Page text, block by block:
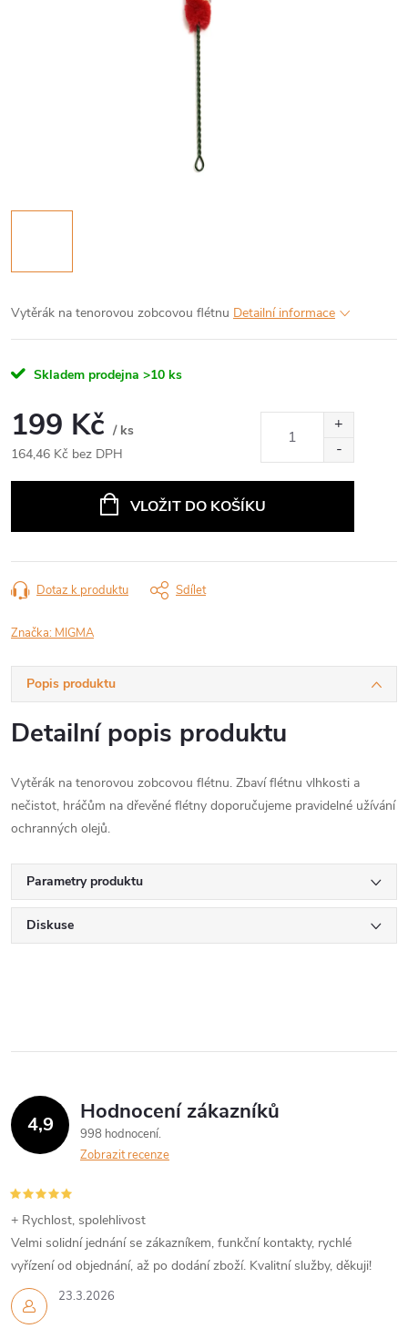
Vytěrák na tenorovou zobcovou flétnu Detailní informace
Skladem prodejna >10 ks
199 Kč / ks
164,46 Kč bez DPH
VLOŽIT DO KOŠÍKU
Dotaz k produktu Sdílet
Značka: MIGMA
Popis produktu
Detailní popis produktu
Vytěrák na tenorovou zobcovou flétnu. Zbaví flétnu vlhkosti a
nečistot, hráčům na dřevěné flétny doporučujeme pravidelné užívání
ochranných olejů.
Parametry produktu
Diskuse
4,9 Hodnocení zákazníků
998 hodnocení
Zobrazit recenze
23.3.2026
+ Rychlost, spolehlivost
Velmi solidní jednání se zákazníkem, funkční kontakty, rychlé
vyřízení od objednání, až po dodání zboží. Kvalitní služby, děkuji!